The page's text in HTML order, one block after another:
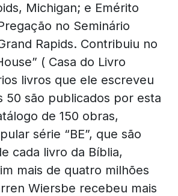
Michigan; e Emérito
no Seminário
Rapids. Contribuiu no
( Casa do Livro
livros que ele escreveu
50 são publicados por esta
de 150 obras,
série “BE”, que são
cada livro da Bíblia,
mais de quatro milhões
Wiersbe recebeu mais